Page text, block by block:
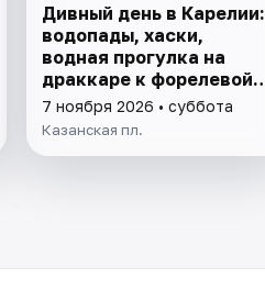
Дивный день в Карелии:
водопады, хаски,
водная прогулка на
драккаре к форелевой
ферме
7 ноября 2026 • суббота
Казанская пл.